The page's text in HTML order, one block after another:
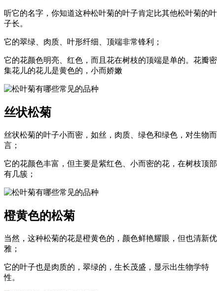
听它的名字，你知道这种松叶菊的叶子肯定比其他松叶菊的叶
子长。
它的翠绿、肉质、叶形纤细、顶端非常锋利；
它的花颜色明亮、红色，而且花在树枝的顶端是单的。花瓣密
集花儿的花儿是黄色的，小而娇嫩
丝状松菊
丝状松菊的叶子小而密，如丝，肉质、绿色和绿色，对生物而
言；
它的花颜色丰富，但主要是紫红色、小而密的花，在树枝顶部
有几簇；
橙黄色的松菊
当然，这种松菊的花是橙黄色的，颜色鲜艳耀眼，但也清新优
雅；
它的叶子也是肉质的，翠绿的，生长茂盛，显示出生物学特
性。